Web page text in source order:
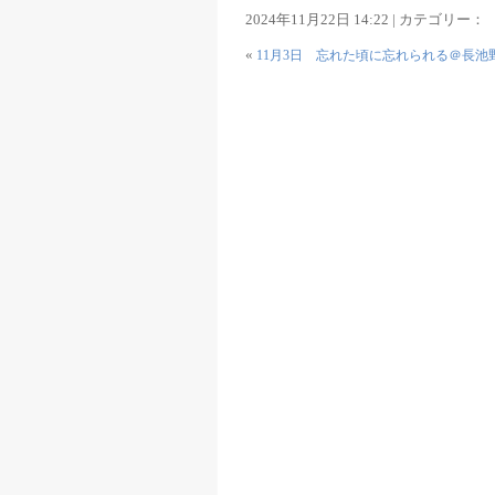
2024年11月22日 14:22 | カテゴリー：
« 11月3日 忘れた頃に忘れられる＠長池